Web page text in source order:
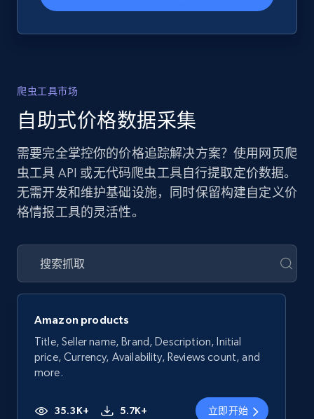
爬虫工具市场
自助式价格数据采集
需要完全掌控你的价格追踪解决方案？使用网页爬
虫工具 API 或无代码爬虫工具自行提取定价数据。
无需开发和维护基础设施，同时保留构建自定义价
格情报工具的灵活性。
Amazon products
Title, Seller name, Brand, Description, Initial
price, Currency, Availability, Reviews count, and
more.
35.3K+ 5.7K+ 立即开始